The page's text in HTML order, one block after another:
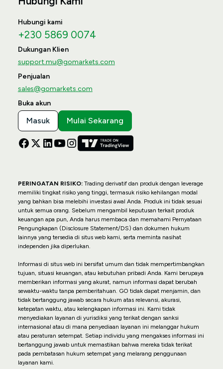
Hubungi kami
+230 5869 0074
Dukungan Klien
support.mu@gomarkets.com
Penjualan
sales@gomarkets.com
Buka akun
Masuk Mulai Sekarang
PERINGATAN RISIKO:Trading derivatif dan produk dengan leverage
memiliki tingkat risiko yang tinggi, termasuk risiko kehilangan modal
yang bahkan bisa melebihi investasi awal Anda. Produk ini tidak sesuai
untuk semua orang. Sebelum mengambil keputusan terkait produk
keuangan apa pun, Anda harus membaca dan memahami Pernyataan
Pengungkapan (Disclosure Statement/DS) dan dokumen hukum
lainnya yang tersedia di situs web kami, serta meminta nasihat
independen jika diperlukan.
Informasi di situs web ini bersifat umum dan tidak mempertimbangkan
tujuan, situasi keuangan, atau kebutuhan pribadi Anda. Kami berupaya
memberikan informasi yang akurat, namun informasi dapat berubah
sewaktu-waktu tanpa pemberitahuan. GO tidak dapat menjamin, dan
tidak bertanggung jawab secara hukum atas relevansi, akurasi,
ketepatan waktu, atau kelengkapan informasi ini. Kami tidak
menyediakan layanan di yurisdiksi yang terikat dengan sanksi
internasional atau di mana penyediaan layanan ini melanggar hukum
atau peraturan setempat. Setiap individu yang mengakses informasi ini
bertanggung jawab untuk memastikan bahwa mereka tidak terikat
pada pembatasan hukum setempat yang melarang penggunaan
layanan kami.